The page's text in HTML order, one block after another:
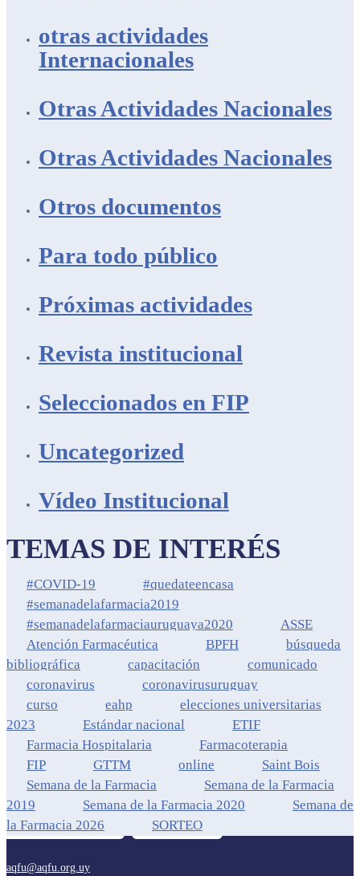
otras actividades
Internacionales
Otras Actividades Nacionales
Otras Actividades Nacionales
Otros documentos
Para todo público
Próximas actividades
Revista institucional
Seleccionados en FIP
Uncategorized
Vídeo Institucional
TEMAS DE INTERÉS
#COVID-19
#quedateencasa
#semanadelafarmacia2019
#semanadelafarmaciauruguaya2020
ASSE
Atención Farmacéutica
BPFH
búsqueda
bibliográfica
capacitación
comunicado
coronavirus
coronavirusuruguay
curso
eahp
elecciones universitarias
2023
Estándar nacional
ETIF
Farmacia Hospitalaria
Farmacoterapia
FIP
GTTM online
Saint Bois
Semana de la Farmacia
Semana de la Farmacia
2019
Semana de la Farmacia 2020
Semana de
la Farmacia 2026
SORTEO
aqfu@aqfu.org.uy